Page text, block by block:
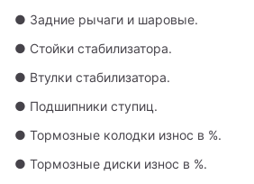
● Задние рычаги и шаровые.
● Стойки стабилизатора.
● Втулки стабилизатора.
● Подшипники ступиц.
● Тормозные колодки износ в %.
● Тормозные диски износ в %.